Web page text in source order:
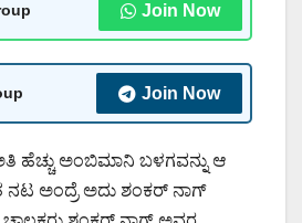
Join Now
Join Now
ಹೆಚ್ಚು ಅಂಬಿಮಾನಿ ಬಳಗವನ್ನು ಆ
ನಟ ಅಂದ್ರೆ ಅದು ಶಂಕರ್ ನಾಗ್